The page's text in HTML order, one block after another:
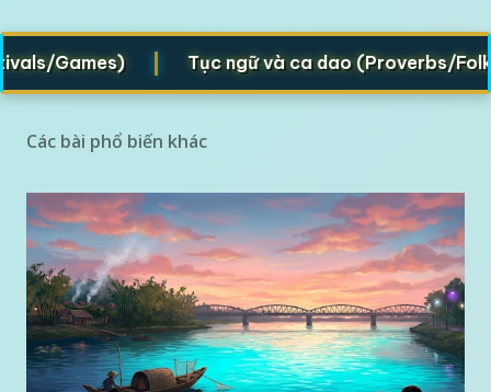
Games) | Tục ngữ và ca dao (Proverbs/Folk
Các bài phổ biến khác